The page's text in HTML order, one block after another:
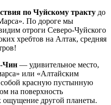
по Чуйскому тракту до
По дороге мы
отроги Северо-Чуйского
хребтов на Алтак, средняя
Чин — удивительное место,
или «Алтайским
собой красную пустынную
на поверхность
ощущение другой планеты.